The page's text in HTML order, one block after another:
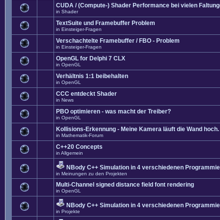
CUDA / (Compute-) Shader Performance bei vielen
in Shader
TextSuite und Framebuffer Problem
in Einsteiger-Fragen
Verschachtelte Framebuffer / FBO - Problem
in Einsteiger-Fragen
OpenGL for Delphi 7 CLX
in OpenGL
Verhältnis 1:1 beibehalten
in OpenGL
CCC entdeckt Shader
in News
PBO optimieren - was macht der Treiber?
in OpenGL
Kollisions-Erkennung - Meine Kamera läuft die Wand hoch.
in Mathematik-Forum
C++20 Concepts
in Allgemein
NBody C++ Simulation in 4 verschiedenen
in Meinungen zu den Projekten
Multi-Channel signed distance field font rendering
in OpenGL
NBody C++ Simulation in 4 verschiedenen
in Projekte